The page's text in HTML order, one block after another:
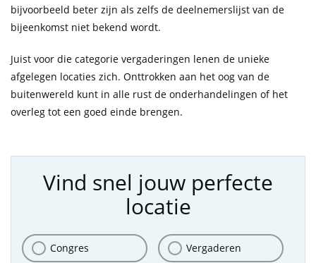
bijvoorbeeld beter zijn als zelfs de deelnemerslijst van de
bijeenkomst niet bekend wordt.
Juist voor die categorie vergaderingen lenen de unieke
afgelegen locaties zich. Onttrokken aan het oog van de
buitenwereld kunt in alle rust de onderhandelingen of het
overleg tot een goed einde brengen.
Vind snel jouw perfecte
locatie
Congres Vergaderen